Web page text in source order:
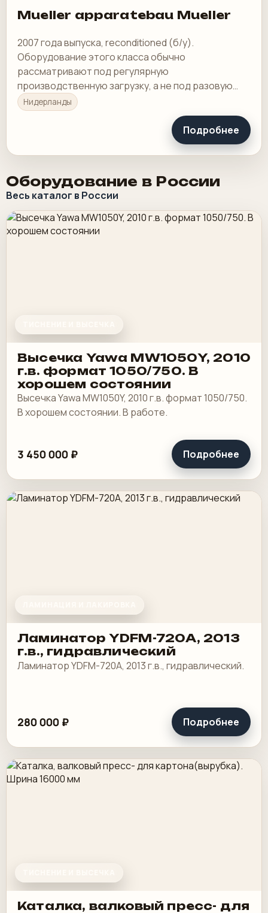
Mueller apparatebau Mueller
2007 года выпуска, reconditioned (б/у).
Оборудование этого класса обычно
рассматривают под регулярную
производственную загрузку, а не под разовую
покупку в склад.
Нидерланды
Подробнее
Оборудование в России
Весь каталог в России
Высечка Yawa MW1050Y, 2010
г.в. формат 1050/750. В
хорошем состоянии
Высечка Yawa MW1050Y, 2010 г.в. формат 1050/750.
В хорошем состоянии. В работе.
3 450 000 ₽ Подробнее
Ламинатор YDFM-720А, 2013
г.в., гидравлический
Ламинатор YDFM-720А, 2013 г.в., гидравлический.
280 000 ₽ Подробнее
Каталка, валковый пресс- для